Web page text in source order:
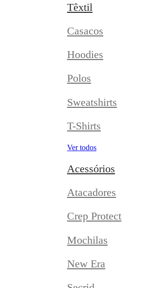
Têxtil
Casacos
Hoodies
Polos
Sweatshirts
T-Shirts
Ver todos
Acessórios
Atacadores
Crep Protect
Mochilas
New Era